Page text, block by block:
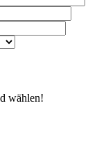
wählen!